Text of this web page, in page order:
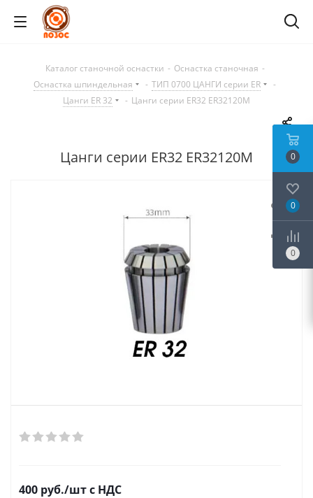
Каталог станочной оснастки - Оснастка станочная -
Оснастка шпиндельная
- ТИП 0700 ЦАНГИ серии ER
-
Цанги ER 32
- Цанги серии ER32 ER32120M
Цанги серии ER32 ER32120M
400 руб./штс НДС
0
0
0